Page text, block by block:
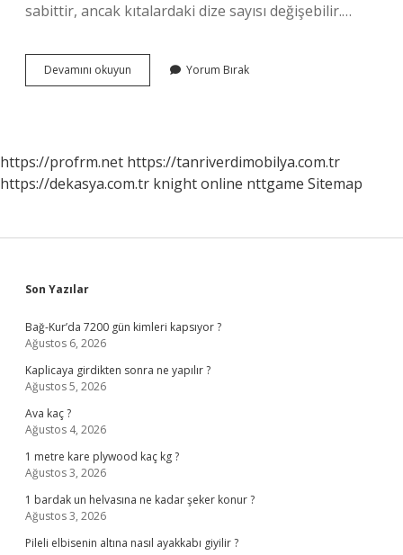
sabittir, ancak kıtalardaki dize sayısı değişebilir.…
Devamını okuyun
Bent
Yorum Bırak
https://profrm.net https://tanriverdimobilya.com.tr
https://dekasya.com.tr knight online nttgame Sitemap
Sidebar
Son Yazılar
Bağ-Kur’da 7200 gün kimleri kapsıyor ?
Ağustos 6, 2026
Kaplicaya girdikten sonra ne yapılır ?
Ağustos 5, 2026
Ava kaç ?
Ağustos 4, 2026
1 metre kare plywood kaç kg ?
Ağustos 3, 2026
1 bardak un helvasına ne kadar şeker konur ?
Ağustos 3, 2026
Pileli elbisenin altına nasıl ayakkabı giyilir ?